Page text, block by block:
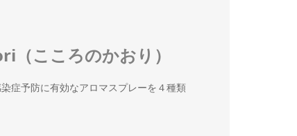
こころのかおり）
症予防に有効なアロマスプレーを４種類